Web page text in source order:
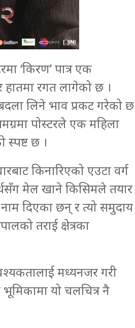
‘किरण’ पात्र एक
हातमा रगत लागेको छ ।
लिने भाव प्रकट गरेको छ
पोस्टरले एक महिला
स्पष्ट छ ।
किनारिएको एउटा वर्ग
मेल खाने किसिमले तयार
दिएका छन् र त्यो समुदाय
तराई क्षेत्रका
मध्यनजर गरी
यो चलचित्र नै